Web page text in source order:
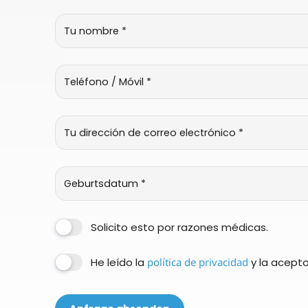
con
nosotros
Solicito esto por razones médicas.
He leído la política de privacidad y la